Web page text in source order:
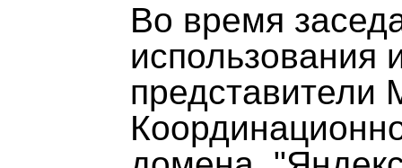
Во время
использования
представители